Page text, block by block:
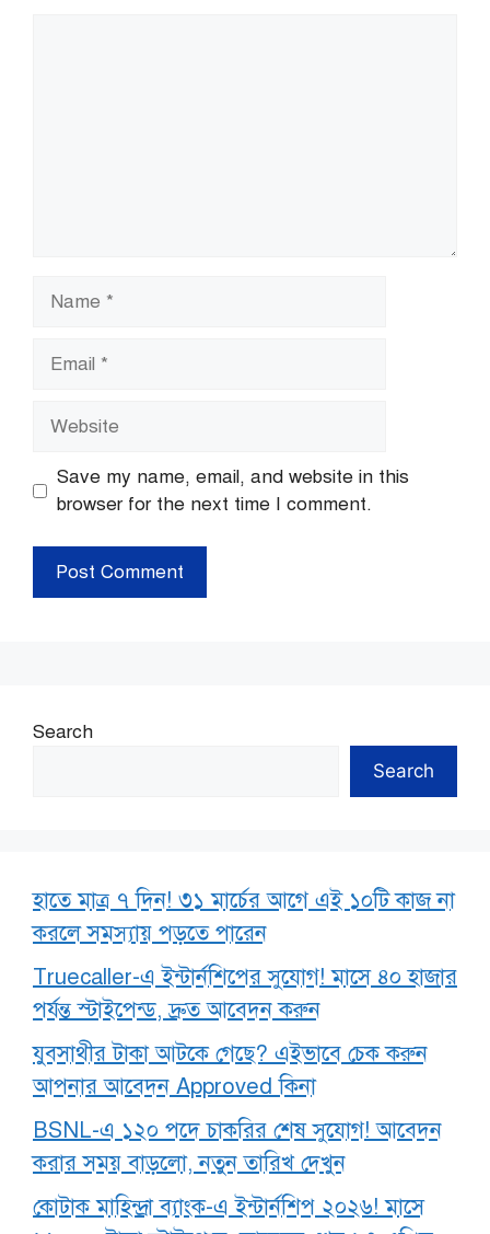
Save my name, email, and website in this
browser for the next time I comment.
Search
Search
হাতে মাত্র ৭ দিন! ৩১ মার্চের আগে এই ১০টি কাজ না
করলে সমস্যায় পড়তে পারেন
Truecaller-এ ইন্টার্নশিপের সুযোগ! মাসে ৪০ হাজার
পর্যন্ত স্টাইপেন্ড, দ্রুত আবেদন করুন
যুবসাথীর টাকা আটকে গেছে? এইভাবে চেক করুন
আপনার আবেদন Approved কিনা
BSNL-এ ১২০ পদে চাকরির শেষ সুযোগ! আবেদন
করার সময় বাড়লো, নতুন তারিখ দেখুন
কোটাক মাহিন্দ্রা ব্যাংক-এ ইন্টার্নশিপ ২০২৬! মাসে